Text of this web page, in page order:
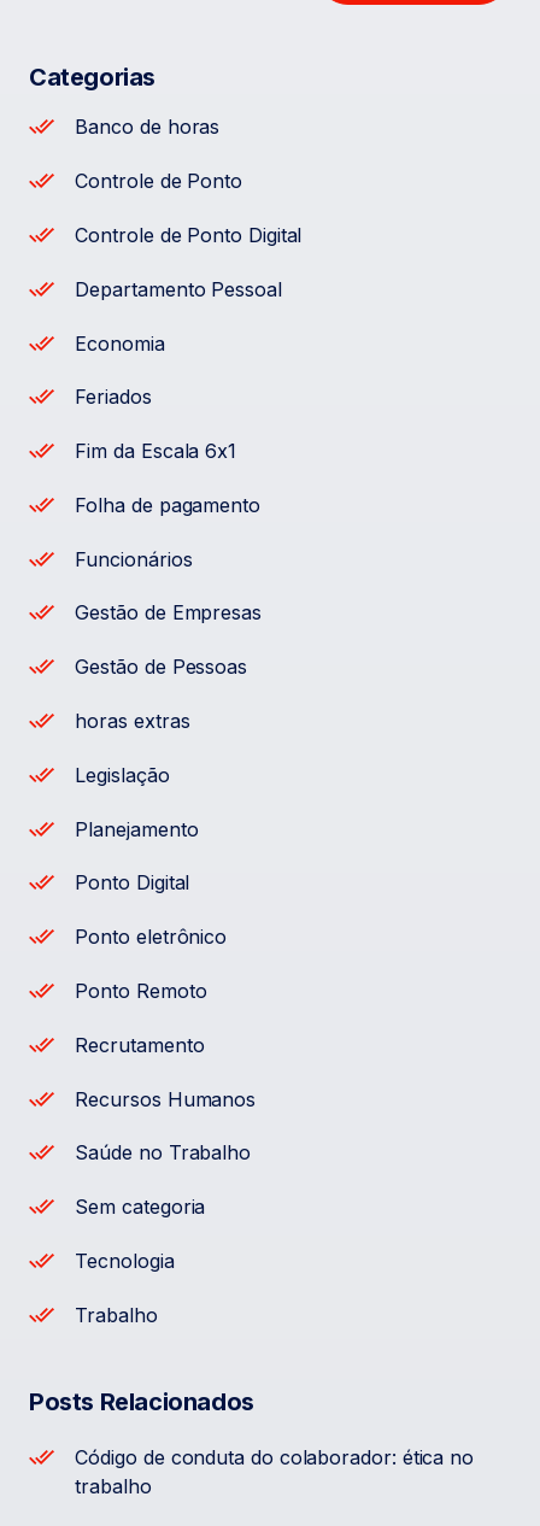
Categorias
Banco de horas
Controle de Ponto
Controle de Ponto Digital
Departamento Pessoal
Economia
Feriados
Fim da Escala 6x1
Folha de pagamento
Funcionários
Gestão de Empresas
Gestão de Pessoas
horas extras
Legislação
Planejamento
Ponto Digital
Ponto eletrônico
Ponto Remoto
Recrutamento
Recursos Humanos
Saúde no Trabalho
Sem categoria
Tecnologia
Trabalho
Posts Relacionados
Código de conduta do colaborador: ética no
trabalho